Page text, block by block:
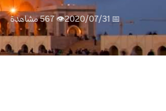
📅 2020/07/31 👁 567 مشاهدة